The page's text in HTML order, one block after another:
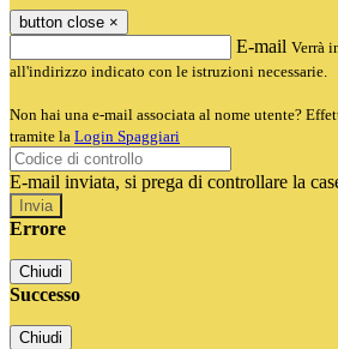
button close ×
E-mail Verrà
all'indirizzo indicato con le istruzioni necessarie.
Non hai una e-mail associata al nome utente?
tramite la Login Spaggiari
E-mail inviata, si prega di controllare la
Errore
Chiudi
Successo
Chiudi